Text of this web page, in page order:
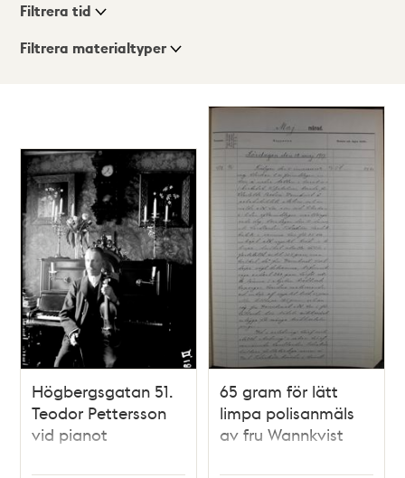
Visningsläge
Filtrera tid
Filtrera materialtyper
Högbergsgatan 51.
Teodor Pettersson
vid pianot
65 gram för lätt
limpa polisanmäls
av fru Wannkvist